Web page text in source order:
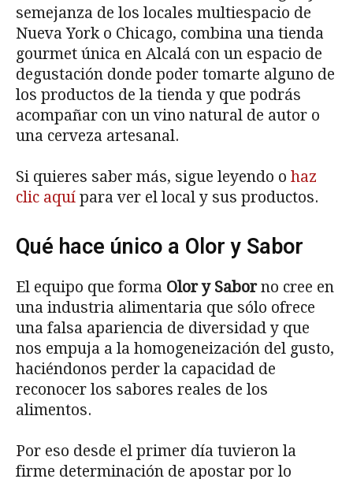
semejanza de los locales multiespacio de
Nueva York o Chicago, combina una tienda
gourmet única en Alcalá con un espacio de
degustación donde poder tomarte alguno de
los productos de la tienda y que podrás
acompañar con un vino natural de autor o
una cerveza artesanal.
Si quieres saber más, sigue leyendo o haz
clic aquí para ver el local y sus productos.
Qué hace único a Olor y Sabor
El equipo que forma Olor y Saborno cree en
una industria alimentaria que sólo ofrece
una falsa apariencia de diversidad y que
nos empuja a la homogeneización del gusto,
haciéndonos perder la capacidad de
reconocer los sabores reales de los
alimentos.
Por eso desde el primer día tuvieron la
firme determinación de apostar por lo